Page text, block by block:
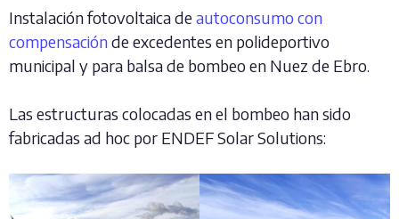
Instalación fotovoltaica deautoconsumo con
compensaciónde excedentes en polideportivo
municipal y para balsa de bombeo en Nuez de Ebro.
Las estructuras colocadas en el bombeo han sido
fabricadas ad hoc por ENDEF Solar Solutions: